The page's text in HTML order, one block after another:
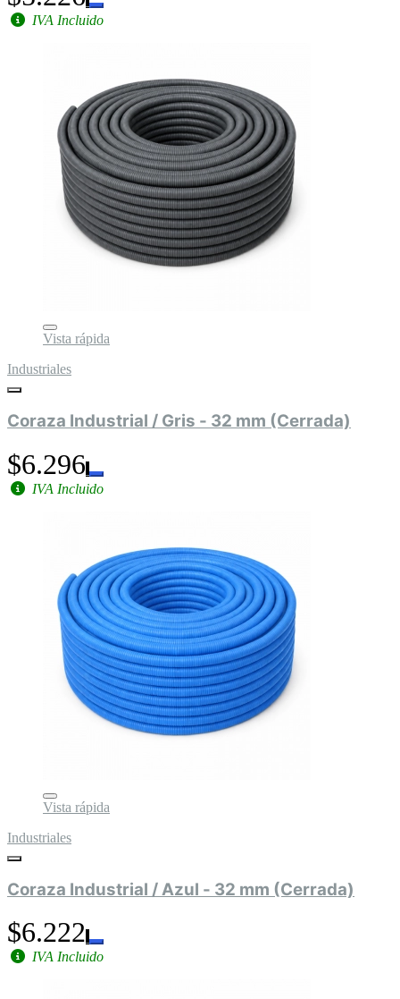
IVA Incluido
Vista rápida
Industriales
Coraza Industrial / Gris - 32 mm (Cerrada)
$6.296
IVA Incluido
Vista rápida
Industriales
Coraza Industrial / Azul - 32 mm (Cerrada)
$6.222
IVA Incluido